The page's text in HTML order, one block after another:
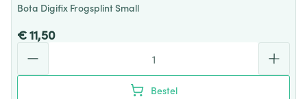
Bota Digifix Frogsplint Small
€ 11,50
Bestel